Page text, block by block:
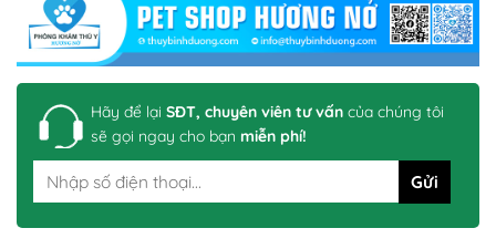
Hãy để lại SĐT, chuyên viên tư vấn của chúng tôi
sẽ gọi ngay cho bạn miễn phí!